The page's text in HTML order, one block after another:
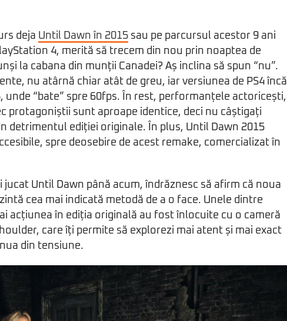
deja Until Dawn în 2015 sau pe parcursul acestor 9 ani
4, merită să trecem din nou prin noaptea de
la cabana din munții Canadei? Aș inclina să spun “nu”.
nu atârnă chiar atât de greu, iar versiunea de PS4 încă
unde “bate” spre 60fps. În rest, performanțele actoricești,
protagoniștii sunt aproape identice, deci nu câștigați
detrimentul ediției originale. În plus, Until Dawn 2015
spre deosebire de acest remake, comercializat în
jucat Until Dawn până acum, îndrăznesc să afirm că noua
cea mai indicată metodă de a o face. Unele dintre
acțiunea în ediția originală au fost înlocuite cu o cameră
care îți permite să explorezi mai atent și mai exact
din tensiune.